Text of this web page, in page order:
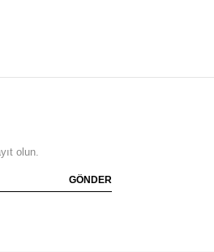
olun.
GÖNDER